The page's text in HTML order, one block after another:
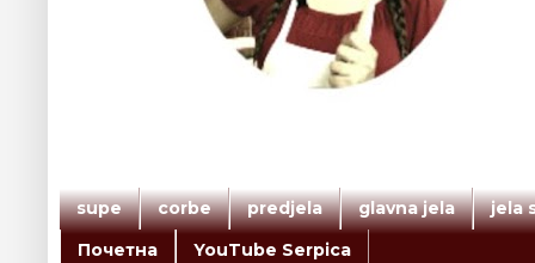
supe corbe predjela glavna jela
jela
Почетна
YouTube Serpica